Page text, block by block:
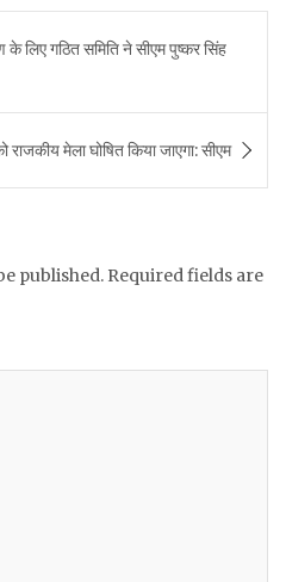
ar
e
लिए गठित समिति ने सीएम पुष्कर सिंह
मेला घोषित किया जाएगा: सीएम
published. Required fields are